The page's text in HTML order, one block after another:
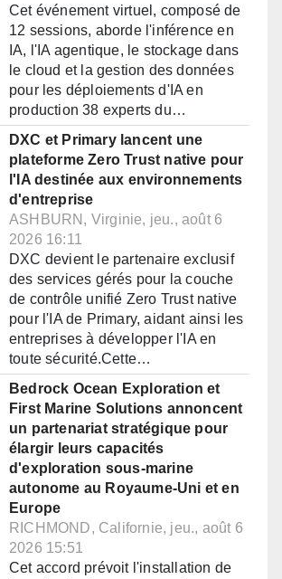
Cet événement virtuel, composé de
12 sessions, aborde l'inférence en
IA, l'IA agentique, le stockage dans
le cloud et la gestion des données
pour les déploiements d'IA en
production 38 experts du…
DXC et Primary lancent une
plateforme Zero Trust native pour
l'IA destinée aux environnements
d'entreprise
ASHBURN, Virginie, jeu., août 6
2026 16:11
DXC devient le partenaire exclusif
des services gérés pour la couche
de contrôle unifié Zero Trust native
pour l'IA de Primary, aidant ainsi les
entreprises à développer l'IA en
toute sécurité.Cette…
Bedrock Ocean Exploration et
First Marine Solutions annoncent
un partenariat stratégique pour
élargir leurs capacités
d'exploration sous-marine
autonome au Royaume-Uni et en
Europe
RICHMOND, Californie, jeu., août 6
2026 15:51
Cet accord prévoit l'installation de